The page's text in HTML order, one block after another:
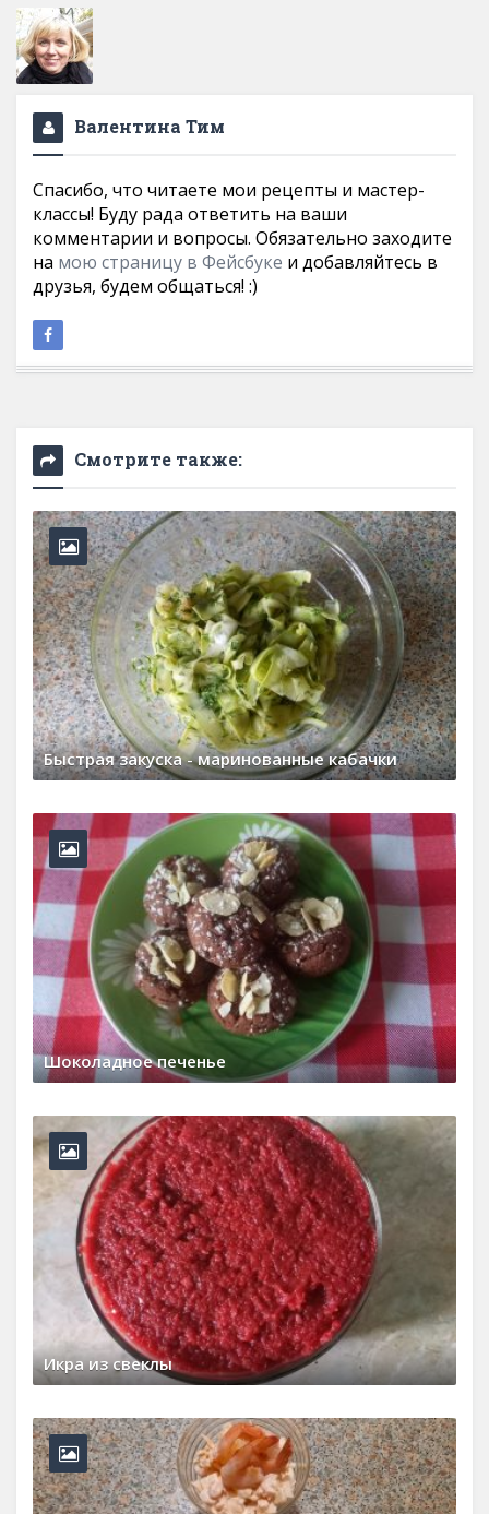
Валентина Тим
Спасибо, что читаете мои рецепты и мастер-
классы! Буду рада ответить на ваши
комментарии и вопросы. Обязательно заходите
на мою страницу в Фейсбуке и добавляйтесь в
друзья, будем общаться! :)
Смотрите также:
Быстрая закуска - маринованные кабачки
Шоколадное печенье
Икра из свеклы